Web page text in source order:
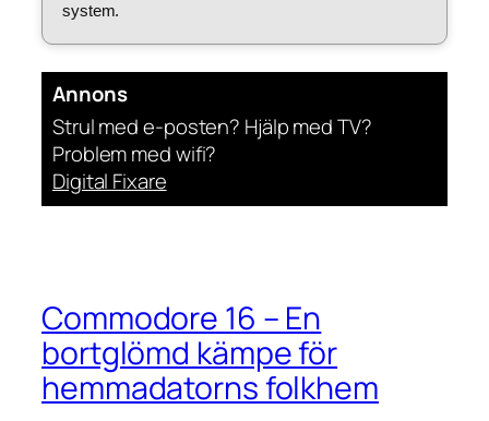
system.
Annons
Strul med e-posten? Hjälp med TV?
Problem med wifi?
Digital Fixare
Commodore 16 – En
bortglömd kämpe för
hemmadatorns folkhem